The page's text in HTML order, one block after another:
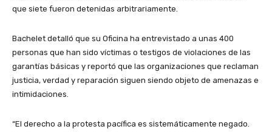
que siete fueron detenidas arbitrariamente.
Bachelet detalló que su Oficina ha entrevistado a unas 400
personas que han sido víctimas o testigos de violaciones de las
garantías básicas y reportó que las organizaciones que reclaman
justicia, verdad y reparación siguen siendo objeto de amenazas e
intimidaciones.
“El derecho a la protesta pacífica es sistemáticamente negado.